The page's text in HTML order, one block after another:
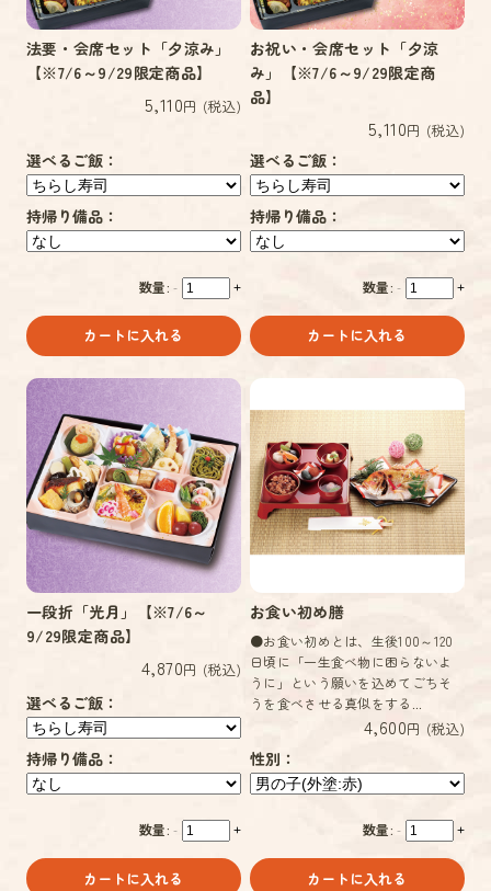
法要・会席セット「夕涼み」
【※7/6～9/29限定商品】
5,110円 (税込)
選べるご飯：
持帰り備品：
数量: - +
カートに入れる
お祝い・会席セット「夕涼
み」【※7/6～9/29限定商
品】
5,110円 (税込)
選べるご飯：
持帰り備品：
数量: - +
カートに入れる
一段折「光月」【※7/6～
9/29限定商品】
4,870円 (税込)
選べるご飯：
持帰り備品：
数量: - +
カートに入れる
お食い初め膳
●お食い初めとは、生後100～120
日頃に「一生食べ物に困らないよ
うに」という願いを込めてごちそ
うを食べさせる真似をする...
4,600円 (税込)
性別：
数量: - +
カートに入れる